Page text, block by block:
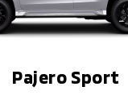
Pajero Sport